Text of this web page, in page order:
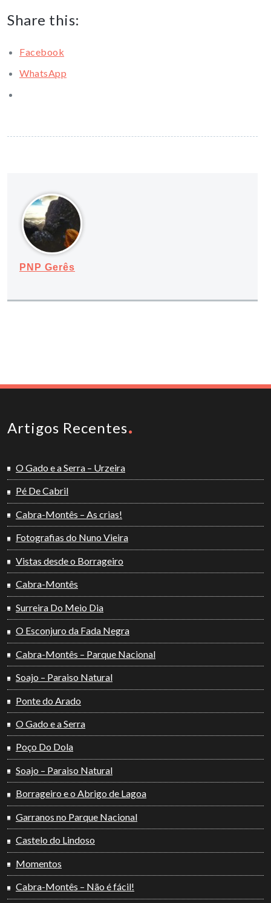
Share this:
Facebook
WhatsApp
PNP Gerês
Artigos Recentes
O Gado e a Serra – Urzeira
Pé De Cabril
Cabra-Montês – As crias!
Fotografias do Nuno Vieira
Vistas desde o Borrageiro
Cabra-Montês
Surreira Do Meio Dia
O Esconjuro da Fada Negra
Cabra-Montês – Parque Nacional
Soajo – Paraiso Natural
Ponte do Arado
O Gado e a Serra
Poço Do Dola
Soajo – Paraiso Natural
Borrageiro e o Abrigo de Lagoa
Garranos no Parque Nacional
Castelo do Lindoso
Momentos
Cabra-Montês – Não é fácil!